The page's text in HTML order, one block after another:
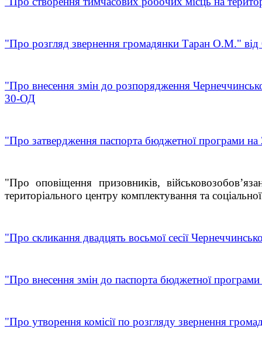
"Про розгляд звернення громадянки Таран О.М."
"Про внесення змін до розпорядження
30-ОД
"Про затвердження паспорта бюджетної програми
"Про оповіщення призовників,
територіального центру комплектування та
"Про скликання двадцять восьмої сесії
"Про внесення змін до паспорта бюджетної
"Про утворення комісії по розгляду звернення